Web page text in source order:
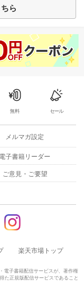
ら
無料 セール
メルマガ設定
電子書籍リーダー
ご意見・ご要望
楽天市場トップ
電子書籍配信サービスが、著作権
た正規版配信サービスであること